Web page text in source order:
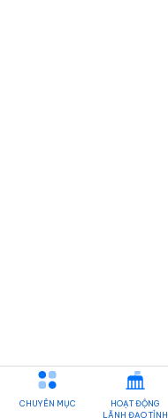
CHUYÊN MỤC
HOẠT ĐỘNG
LÃNH ĐẠO TỈNH